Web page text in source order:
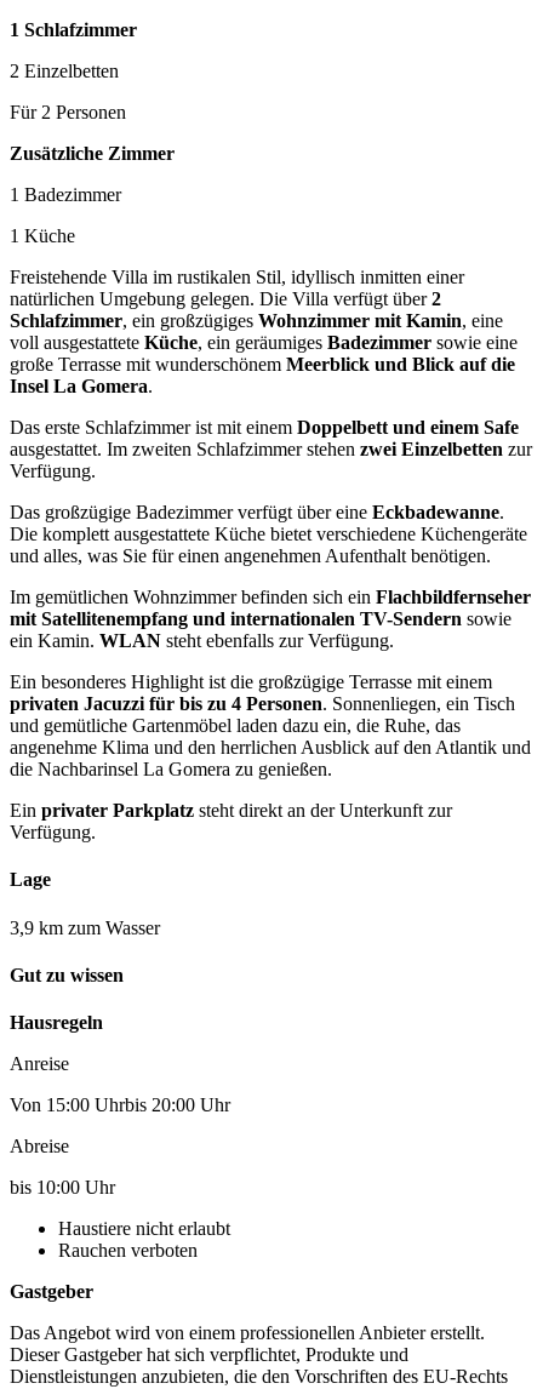
1 Schlafzimmer
2 Einzelbetten
Für 2 Personen
Zusätzliche Zimmer
1 Badezimmer
1 Küche
Freistehende Villa im rustikalen Stil, idyllisch inmitten einer
natürlichen Umgebung gelegen. Die Villa verfügt über2
Schlafzimmer, ein großzügiges Wohnzimmer mit Kamin, eine
voll ausgestattete Küche, ein geräumiges Badezimmer sowie eine
große Terrasse mit wunderschönem Meerblick und Blick auf die
Insel La Gomera.
Das erste Schlafzimmer ist mit einem Doppelbett und einem Safe
ausgestattet. Im zweiten Schlafzimmer stehen zwei Einzelbetten zur
Verfügung.
Das großzügige Badezimmer verfügt über eine Eckbadewanne.
Die komplett ausgestattete Küche bietet verschiedene Küchengeräte
und alles, was Sie für einen angenehmen Aufenthalt benötigen.
Im gemütlichen Wohnzimmer befinden sich ein Flachbildfernseher
mit Satellitenempfang und internationalen TV-Sendern sowie
ein Kamin. WLAN steht ebenfalls zur Verfügung.
Ein besonderes Highlight ist die großzügige Terrasse mit einem
privaten Jacuzzi für bis zu 4 Personen. Sonnenliegen, ein Tisch
und gemütliche Gartenmöbel laden dazu ein, die Ruhe, das
angenehme Klima und den herrlichen Ausblick auf den Atlantik und
die Nachbarinsel La Gomera zu genießen.
Ein privater Parkplatz steht direkt an der Unterkunft zur
Verfügung.
Lage
3,9 km zum Wasser
Gut zu wissen
Hausregeln
Anreise
Von 15:00 Uhrbis 20:00 Uhr
Abreise
bis 10:00 Uhr
Haustiere nicht erlaubt
Rauchen verboten
Gastgeber
Das Angebot wird von einem professionellen Anbieter erstellt.
Dieser Gastgeber hat sich verpflichtet, Produkte und
Dienstleistungen anzubieten, die den Vorschriften des EU-Rechts